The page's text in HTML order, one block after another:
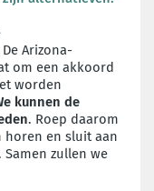
Arizona-
om een akkoord
worden
kunnen de
. Roep daarom
horen en sluit aan
zullen we